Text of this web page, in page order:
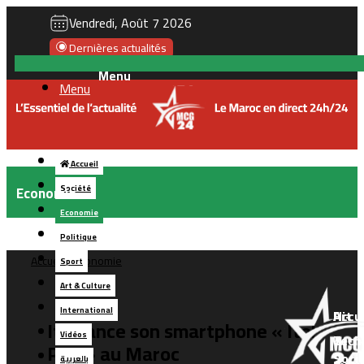
Vendredi, Août 7 2026
Dernières actualités
Menu
Accueil
Société
Economie
Politique
Sport
Art & Culture
International
Vidéos
بالعربية
Economie
Accueil/Economie
Itel lance son smartphone « Itel
P37 » au Maroc
Art
&
Hi-
Tech